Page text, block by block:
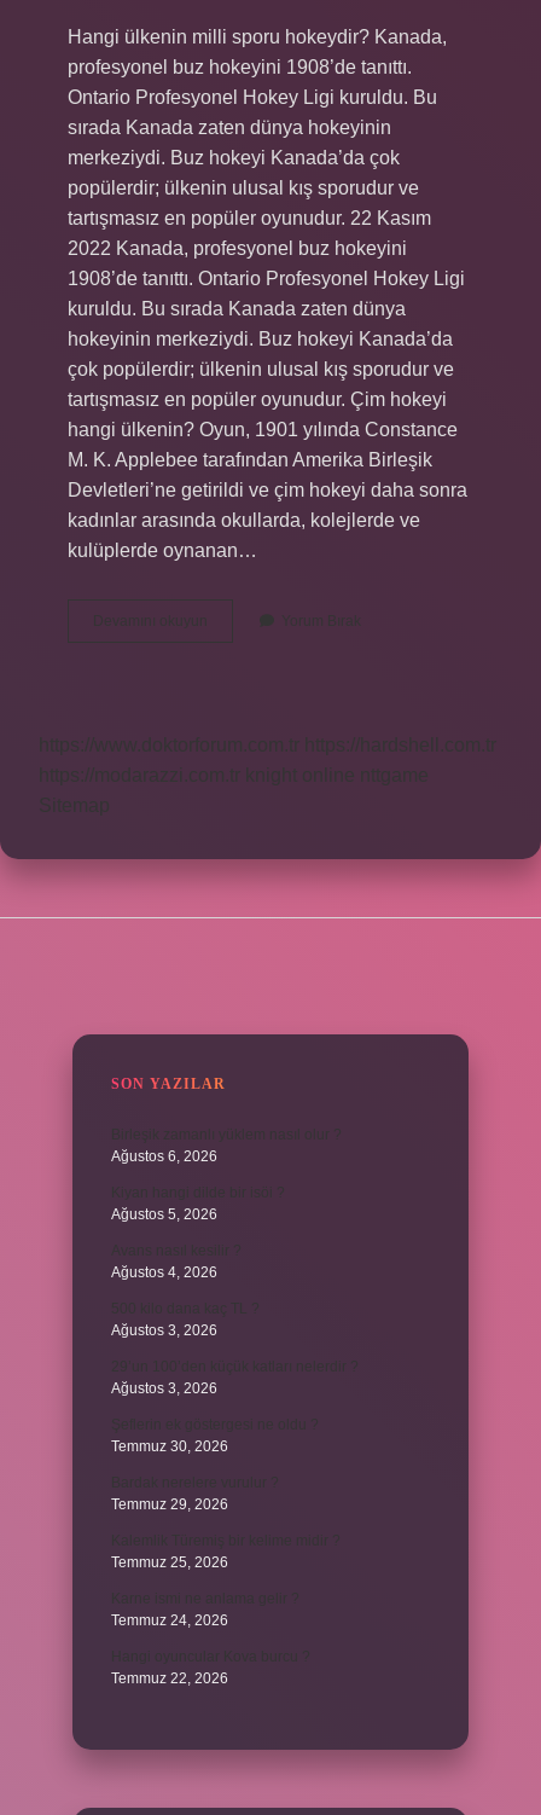
Hangi ülkenin milli sporu hokeydir? Kanada,
profesyonel buz hokeyini 1908’de tanıttı.
Ontario Profesyonel Hokey Ligi kuruldu. Bu
sırada Kanada zaten dünya hokeyinin
merkeziydi. Buz hokeyi Kanada’da çok
popülerdir; ülkenin ulusal kış sporudur ve
tartışmasız en popüler oyunudur. 22 Kasım
2022 Kanada, profesyonel buz hokeyini
1908’de tanıttı. Ontario Profesyonel Hokey Ligi
kuruldu. Bu sırada Kanada zaten dünya
hokeyinin merkeziydi. Buz hokeyi Kanada’da
çok popülerdir; ülkenin ulusal kış sporudur ve
tartışmasız en popüler oyunudur. Çim hokeyi
hangi ülkenin? Oyun, 1901 yılında Constance
M. K. Applebee tarafından Amerika Birleşik
Devletleri’ne getirildi ve çim hokeyi daha sonra
kadınlar arasında okullarda, kolejlerde ve
kulüplerde oynanan…
Devamını okuyun
Hangi
Yorum Bırak
https://www.doktorforum.com.tr
https://hardshell.com.tr
https://modarazzi.com.tr
knight online
nttgame
Sitemap
SON YAZILAR
Ağustos 6, 2026
Ağustos 5, 2026
Ağustos 4, 2026
Ağustos 3, 2026
Ağustos 3, 2026
Temmuz 30, 2026
Temmuz 29, 2026
Temmuz 25, 2026
Temmuz 24, 2026
Temmuz 22, 2026